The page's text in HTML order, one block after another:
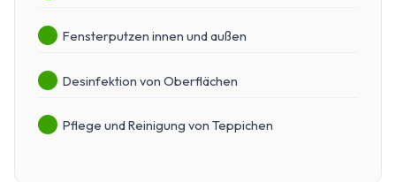
Fensterputzen innen und außen
Desinfektion von Oberflächen
Pflege und Reinigung von Teppichen